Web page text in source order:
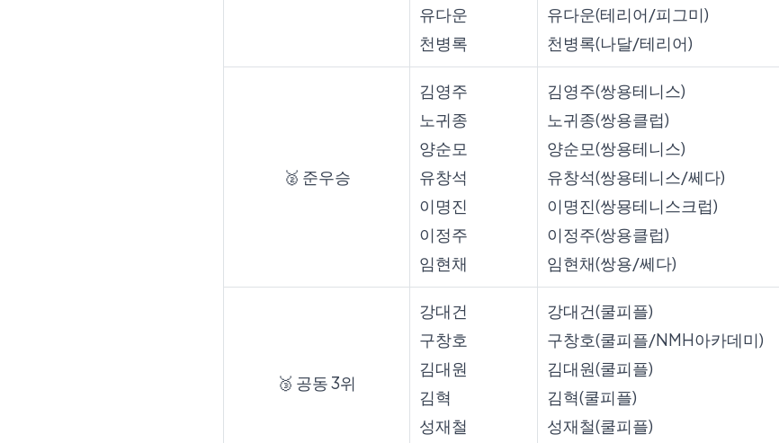
유다운
천병록
유다운(테리어/피그미)
천병록(나달/테리어)
🥈 준우승
김영주
노귀종
양순모
유창석
이명진
이정주
임현채
김영주(쌍용테니스)
노귀종(쌍용클럽)
양순모(쌍용테니스)
유창석(쌍용테니스/쎄다)
이명진(쌍묭테니스크럽)
이정주(쌍용클럽)
임현채(쌍용/쎄다)
🥉 공동 3위
강대건
구창호
김대원
김혁
성재철
강대건(쿨피플)
구창호(쿨피플/NMH아카데미)
김대원(쿨피플)
김혁(쿨피플)
성재철(쿨피플)